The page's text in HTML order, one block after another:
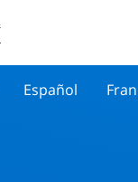
Español